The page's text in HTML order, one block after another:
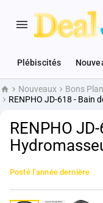
Plébiscités
AccueilNouveaux Bons
RENPHO JD-618 - Bain
RENPHO
Posté l’année dernière